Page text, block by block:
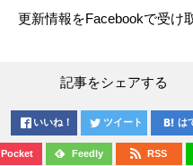
更新情報をFacebookで受け
記事をシェアする
いいね！ ツイート は
Pocket Feedly RSS